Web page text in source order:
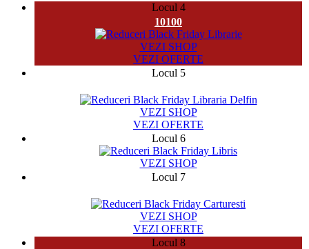
Locul 4
10100
VEZI SHOP
VEZI OFERTE
Locul 5
VEZI SHOP
VEZI OFERTE
Locul 6
VEZI SHOP
Locul 7
VEZI SHOP
VEZI OFERTE
Locul 8